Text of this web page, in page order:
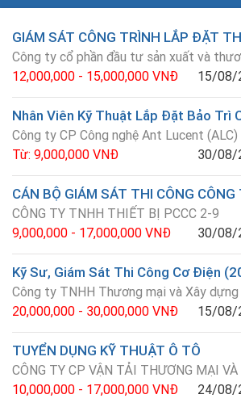
Công ty cổ phần đầu tư sản xuất và
12,000,000 - 15,000,000 VNĐ
15/08/
Công ty CP Công nghệ Ant Lucent (ALC)
Từ: 9,000,000 VNĐ
30/08/
CÁN BỘ GIÁM SÁT THI CÔNG CÔNG
CÔNG TY TNHH THIẾT BỊ PCCC 2-9
9,000,000 - 17,000,000 VNĐ
30/08/
Kỹ Sư, Giám Sát Thi Công Cơ Điện
Công ty TNHH Thương mại và Xây dựng
20,000,000 - 30,000,000 VNĐ
15/08/
TUYỂN DỤNG KỸ THUẬT Ô TÔ
CÔNG TY CP VẬN TẢI THƯƠNG MẠI
10,000,000 - 17,000,000 VNĐ
24/08/